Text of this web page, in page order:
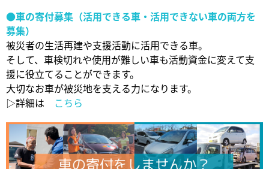
●車の寄付募集（活用できる車・活用できない車の両方を
募集）
被災者の生活再建や支援活動に活用できる車。
そして、車検切れや使用が難しい車も活動資金に変えて支
援に役立てることができます。
大切なお車が被災地を支える力になります。
▷詳細は こちら